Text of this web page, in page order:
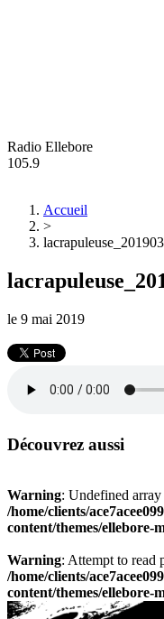
Radio Ellebore
105.9
Accueil
>
le 9 mai 2019
Découvrez aussi
Warning: Undefined
/home/clients/
content/themes/ellebore-
Warning: Attempt to read
/home/clients/
content/themes/ellebore-